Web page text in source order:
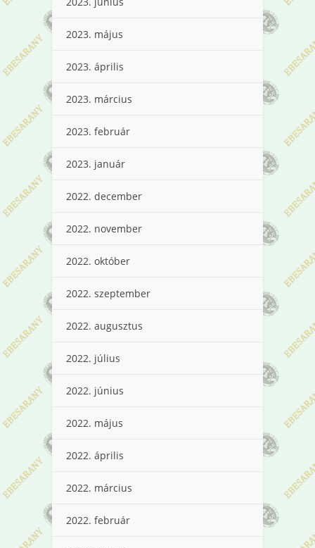
2023. május
2023. április
2023. március
2023. február
2023. január
2022. december
2022. november
2022. október
2022. szeptember
2022. augusztus
2022. július
2022. június
2022. május
2022. április
2022. március
2022. február